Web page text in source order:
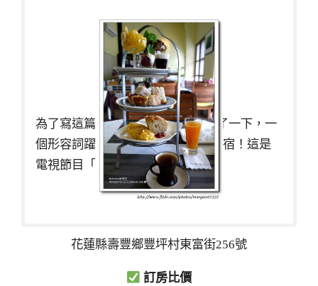
為了寫這篇文章，我先在網上爬文了一下，一
個形容詞躍然入眼~舌尖上的秘境民宿！這是
電視節目「
花蓮縣壽豐鄉豐坪村東富街256號
訂房比價